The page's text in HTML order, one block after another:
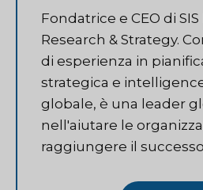
Fondatrice e CEO di
Research & Strategy.
di esperienza in
strategica e
globale, è una leader
nell'aiutare le
raggiungere il